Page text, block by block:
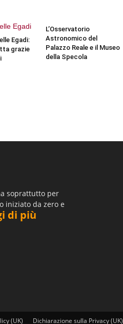
Egadi:
grazie
L’Osservatorio
Astronomico del
Palazzo Reale e il Museo
della Specola
soprattutto per
iniziato da zero e
di più
(UK) Dichiarazione sulla Privacy (UK)